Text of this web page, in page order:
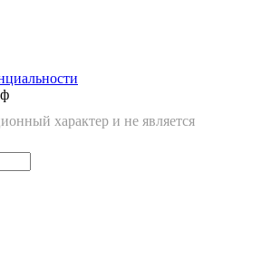
характер и не является